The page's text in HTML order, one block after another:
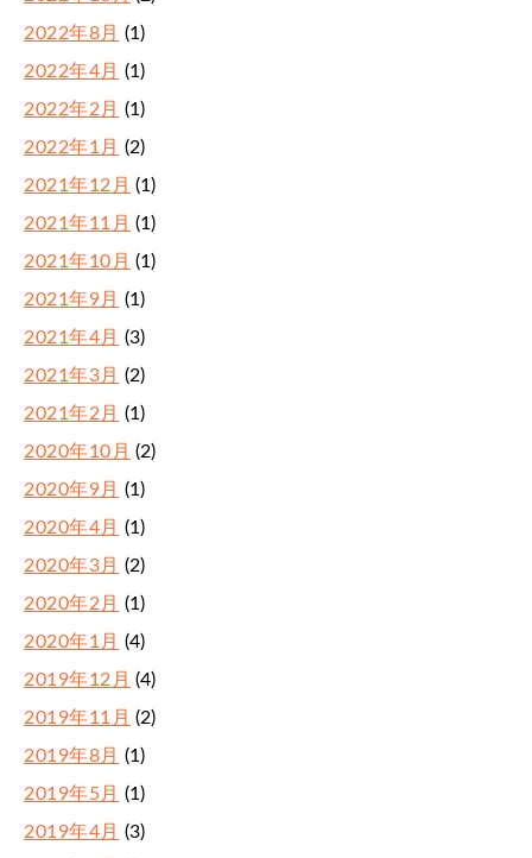
2022年8月 (1)
2022年4月 (1)
2022年2月 (1)
2022年1月 (2)
2021年12月 (1)
2021年11月 (1)
2021年10月 (1)
2021年9月 (1)
2021年4月 (3)
2021年3月 (2)
2021年2月 (1)
2020年10月 (2)
2020年9月 (1)
2020年4月 (1)
2020年3月 (2)
2020年2月 (1)
2020年1月 (4)
2019年12月 (4)
2019年11月 (2)
2019年8月 (1)
2019年5月 (1)
2019年4月 (3)